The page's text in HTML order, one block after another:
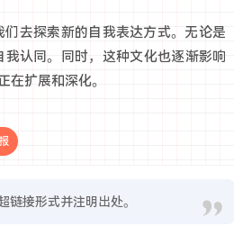
去探索新的自我表达方式。无论是
认同。同时，这种文化也逐渐影响
扩展和深化。
链接形式并注明出处。